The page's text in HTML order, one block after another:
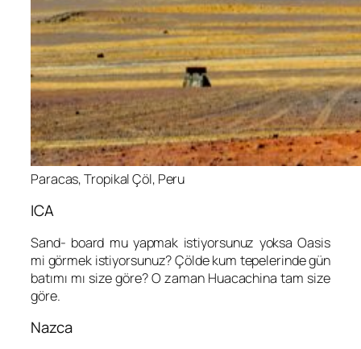
Paracas, Tropikal Çöl, Peru
ICA
Sand- board mu yapmak istiyorsunuz yoksa Oasis
mi görmek istiyorsunuz? Çölde kum tepelerinde gün
batımı mı size göre? O zaman Huacachina tam size
göre.
Nazca